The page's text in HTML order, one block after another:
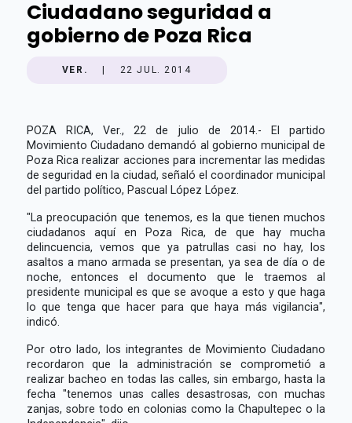
Ciudadano seguridad a
gobierno de Poza Rica
VER. 22 JUL. 2014
POZA RICA, Ver., 22 de julio de 2014.- El partido
Movimiento Ciudadano demandó al gobierno municipal de
Poza Rica realizar acciones para incrementar las medidas
de seguridad en la ciudad, señaló el coordinador municipal
del partido político, Pascual López López.
"La preocupación que tenemos, es la que tienen muchos
ciudadanos aquí en Poza Rica, de que hay mucha
delincuencia, vemos que ya patrullas casi no hay, los
asaltos a mano armada se presentan, ya sea de día o de
noche, entonces el documento que le traemos al
presidente municipal es que se avoque a esto y que haga
lo que tenga que hacer para que haya más vigilancia",
indicó.
Por otro lado, los integrantes de Movimiento Ciudadano
recordaron que la administración se comprometió a
realizar bacheo en todas las calles, sin embargo, hasta la
fecha "tenemos unas calles desastrosas, con muchas
zanjas, sobre todo en colonias como la Chapultepec o la